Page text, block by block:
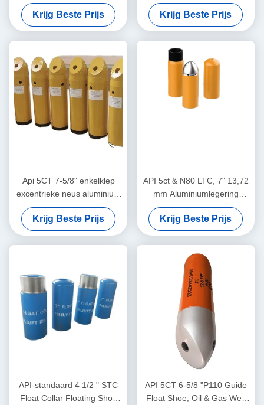
Valve Self-Latch Aluminium
Alloy Float Shoe voor de
olie- en gasindustrie
Krijg Beste Prijs
Olieveld Float Collar,
Gebruikt voor landdiepe olie-
en gasputcementering
Krijg Beste Prijs
Api 5CT 7-5/8" enkelklep
excentrieke neus aluminium
float schoen met J55 BTC
Krijg Beste Prijs
API 5ct & N80 LTC, 7" 13,72
mm Aluminiumlegering
Dubbele Kleppen Float Shoe
& Collar voor Olie-Gasveld
Krijg Beste Prijs
API-standaard 4 1/2 " STC
Float Collar Floating Shoe
API 5CT 6-5/8 "P110 Guide
Float Shoe, Oil & Gas Well